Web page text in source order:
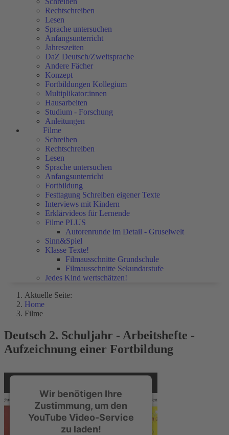
Rechtschreiben
Lesen
Sprache untersuchen
Anfangsunterricht
Jahreszeiten
DaZ Deutsch/Zweitsprache
Andere Fächer
Konzept
Fortbildungen Kollegium
Multiplikator:innen
Hausarbeiten
Studium - Forschung
Anleitungen
Filme
Schreiben
Rechtschreiben
Lesen
Sprache untersuchen
Anfangsunterricht
Fortbildung
Festtagung Schreiben eigener Texte
Interviews mit Kindern
Erklärvideos für Lernende
Filme PLUS
Autorenrunde im Detail - Gruselwelt
Sinn&Spiel
Klasse Texte!
Filmausschnitte Grundschule
Filmausschnitte Sekundarstufe
Jedes Kind wertschätzen!
Aktuelle Seite:
Home
Filme
Deutsch 2. Schuljahr - Arbeitshefte -
Aufzeichnung einer Fortbildung
Wir benötigen Ihre
Zustimmung, um den
YouTube Video-Service
zu laden!